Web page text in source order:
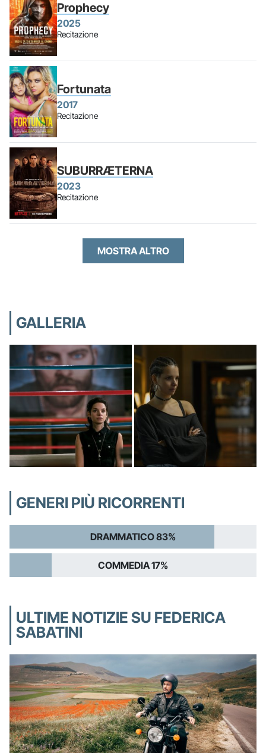
Prophecy
2025
Recitazione
Fortunata
2017
Recitazione
SUBURRÆTERNA
2023
Recitazione
MOSTRA ALTRO
GALLERIA
GENERI PIÙ RICORRENTI
DRAMMATICO 83%
COMMEDIA 17%
ULTIME NOTIZIE SU FEDERICA
SABATINI